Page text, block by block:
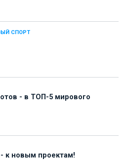
СПОРТ
- в ТОП-5 мирового
к новым проектам!